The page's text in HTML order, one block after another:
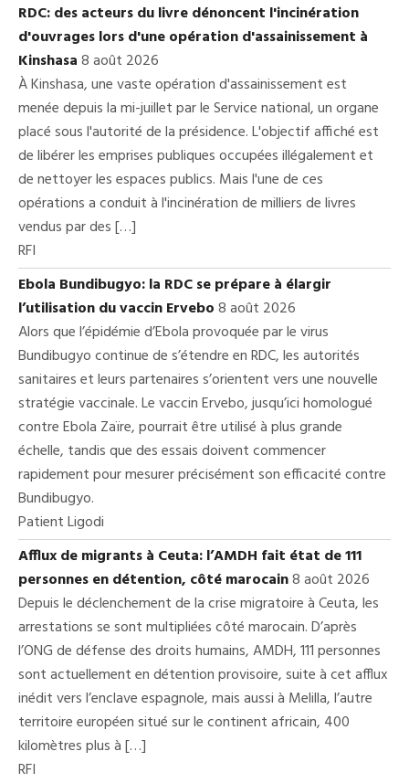
RDC: des acteurs du livre dénoncent l'incinération
d'ouvrages lors d'une opération d'assainissement à
Kinshasa8 août 2026
À Kinshasa, une vaste opération d'assainissement est
menée depuis la mi-juillet par le Service national, un organe
placé sous l'autorité de la présidence. L'objectif affiché est
de libérer les emprises publiques occupées illégalement et
de nettoyer les espaces publics. Mais l'une de ces
opérations a conduit à l'incinération de milliers de livres
vendus par des […]
RFI
Ebola Bundibugyo: la RDC se prépare à élargir
l’utilisation du vaccin Ervebo8 août 2026
Alors que l’épidémie d’Ebola provoquée par le virus
Bundibugyo continue de s’étendre en RDC, les autorités
sanitaires et leurs partenaires s’orientent vers une nouvelle
stratégie vaccinale. Le vaccin Ervebo, jusqu’ici homologué
contre Ebola Zaïre, pourrait être utilisé à plus grande
échelle, tandis que des essais doivent commencer
rapidement pour mesurer précisément son efficacité contre
Bundibugyo.
Patient Ligodi
Afflux de migrants à Ceuta: l’AMDH fait état de 111
personnes en détention, côté marocain8 août 2026
Depuis le déclenchement de la crise migratoire à Ceuta, les
arrestations se sont multipliées côté marocain. D’après
l’ONG de défense des droits humains, AMDH, 111 personnes
sont actuellement en détention provisoire, suite à cet afflux
inédit vers l’enclave espagnole, mais aussi à Melilla, l’autre
territoire européen situé sur le continent africain, 400
kilomètres plus à […]
RFI